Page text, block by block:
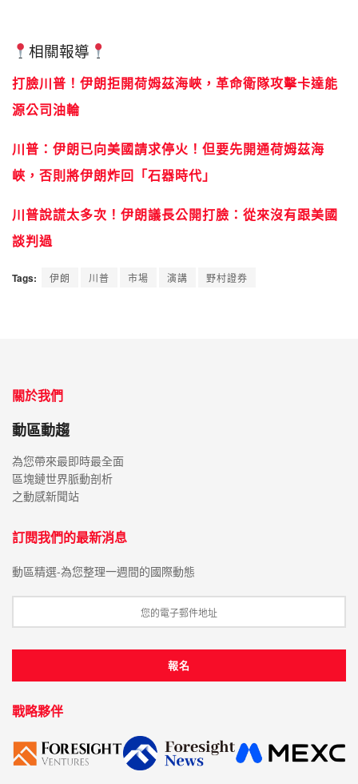
相關報導
打臉川普！伊朗拒開荷姆茲海峽，革命衛隊攻擊卡達能
源公司油輪
川普：伊朗已向美國請求停火！但要先開通荷姆茲海
峽，否則將伊朗炸回「石器時代」
川普說謊太多次！伊朗議長公開打臉：從來沒有跟美國
談判過
Tags: 伊朗 川普 市場 演講 野村證券
關於我們
動區動趨
為您帶來最即時最全面
區塊鏈世界脈動剖析
之動感新聞站
訂閱我們的最新消息
動區精選-為您整理一週間的國際動態
戰略夥伴